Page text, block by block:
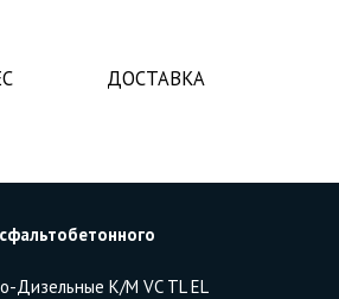
ДОСТАВКА
Дизельные K/M VC TL EL